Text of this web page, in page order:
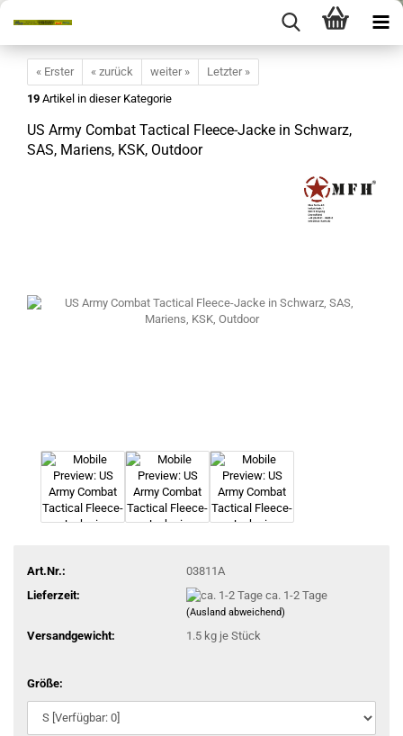
« Erster « zurück weiter »
Letzter »
19 Artikel in dieser Kategorie
US Army Combat Tactical Fleece-Jacke in Schwarz,
SAS, Mariens, KSK, Outdoor
Art.Nr.:
03811A
Lieferzeit:
ca. 1-2 Tage
(Ausland abweichend)
Versandgewicht: 1.5kg je Stück
Größe: